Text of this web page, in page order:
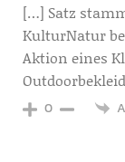
[…] Satz
KulturNatur
Aktion eines
0